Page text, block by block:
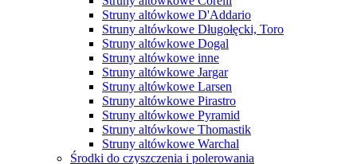
Struny altówkowe D'Addario
Struny altówkowe Długołęcki, Toro
Struny altówkowe Dogal
Struny altówkowe inne
Struny altówkowe Jargar
Struny altówkowe Larsen
Struny altówkowe Pirastro
Struny altówkowe Pyramid
Struny altówkowe Thomastik
Struny altówkowe Warchal
Środki do czyszczenia i polerowania